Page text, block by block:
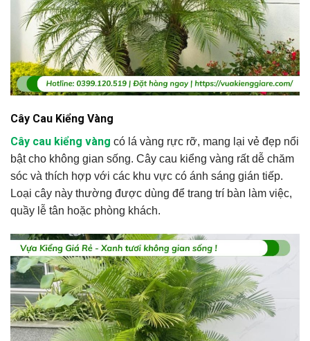
Cây Cau Kiểng Vàng
Cây cau kiểng vàng có lá vàng rực rỡ, mang lại vẻ đẹp nổi
bật cho không gian sống. Cây cau kiểng vàng rất dễ chăm
sóc và thích hợp với các khu vực có ánh sáng gián tiếp.
Loại cây này thường được dùng để trang trí bàn làm việc,
quầy lễ tân hoặc phòng khách.